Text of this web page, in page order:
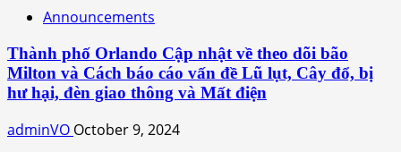
Announcements
Thành phố Orlando Cập nhật về theo dõi bão
Milton và Cách báo cáo vấn đề Lũ lụt, Cây đổ, bị
hư hại, đèn giao thông và Mất điện
adminVO October 9, 2024